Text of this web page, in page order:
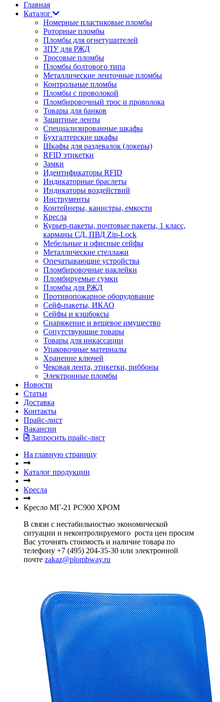
Главная
Каталог
Номерные пластиковые пломбы
Роторные пломбы
Пломбы для огнетушителей
ЗПУ для РЖД
Тросовые пломбы
Пломбы болтового типа
Металлические ленточные пломбы
Контрольные пломбы
Пломбы с проволокой
Пломбировочный трос и проволока
Товары для банков
Защитные ленты
Cпециализированные шкафы
Бухгалтерские шкафы
Шкафы для раздевалок (локеры)
RFID этикетки
Замки
Идентификаторы RFID
Индикаторные браслеты
Индикаторы воздействий
Инструменты
Контейнеры, канистры, емкости
Кресла
Курьер-пакеты, почтовые пакеты, 1 класс,
карманы СД, ПВД Zip-Lock
Мебельные и офисные сейфы
Металлические стеллажи
Опечатывающие устройства
Пломбировочные наклейки
Пломбируемые сумки
Пломбы для РЖД
Противопожарное оборудование
Сейф-пакеты, ИКАО
Сейфы и кэшбоксы
Снаряжение и вещевое имущество
Сопутствующие товары
Товары для инкассации
Упаковочные материалы
Хранение ключей
Чековая лента, этикетки, риббоны
Электронные пломбы
Новости
Статьи
Доставка
Контакты
Прайс-лист
Вакансии
Запросить прайс-лист
На главную страницу
Каталог продукции
Кресла
Кресло МГ-21 РС900 ХРОМ
В связи с нестабильностью экономической
ситуации и неконтролируемого роста цен просим
Вас уточнять стоимость и наличие товара по
телефону +7 (495) 204-35-30 или электронной
почте zakaz@plombway.ru